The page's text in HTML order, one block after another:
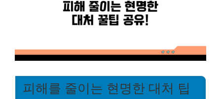
피해를 줄이는 현명한 대처 팁